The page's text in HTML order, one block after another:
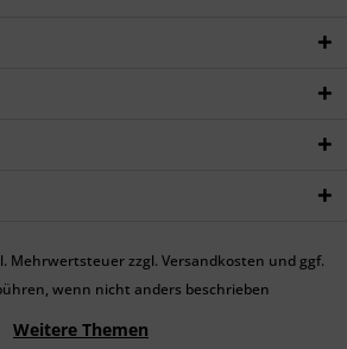
Mehrwertsteuer zzgl. Versandkosten und ggf.
wenn nicht anders beschrieben
Weitere Themen